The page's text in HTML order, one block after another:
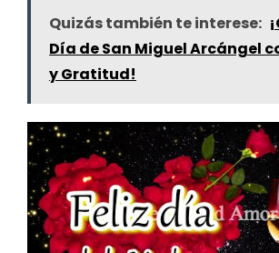
Quizás también te interese:
Día de San Miguel Arcángel
y Gratitud!